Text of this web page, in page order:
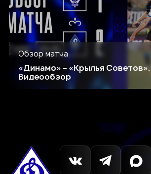
Обзор матча
«Динамо» – «Крылья Советов».
Видеообзор